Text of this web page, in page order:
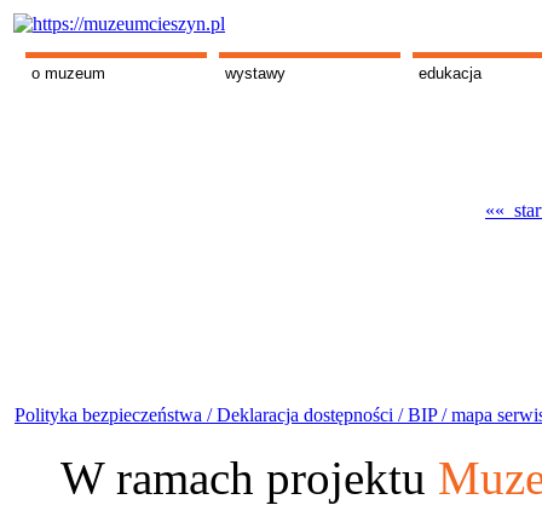
o muzeum wystawy edukacja
««
Polityka bezpieczeństwa /Deklaracja dostępności /BIP /mapa
W ramach projektu